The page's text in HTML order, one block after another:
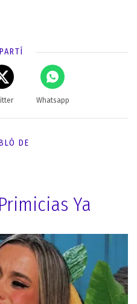
Whatsapp
DE
Ya